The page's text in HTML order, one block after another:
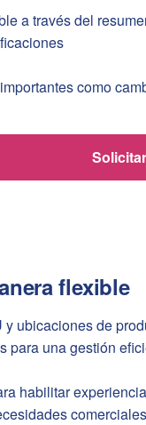
a través del
como
flexible
ubicaciones de
para una gestión
habilitar
comerciales